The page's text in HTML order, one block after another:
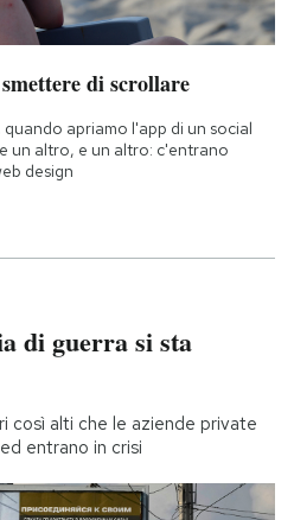
di scrollare
apriamo l'app di un social
un altro, e un altro: c'entrano
design
di guerra si sta
così alti che le aziende private
entrano in crisi